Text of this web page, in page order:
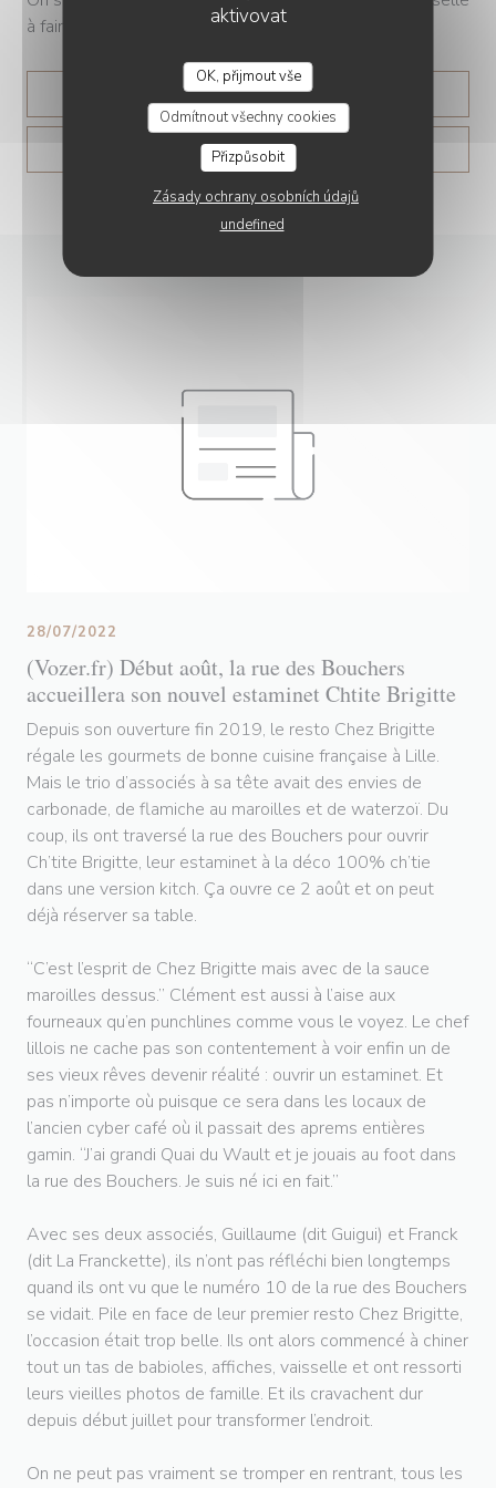
aktivovat
OK, přijmout vše
Odmítnout všechny cookies
Přizpůsobit
Zásady ochrany osobních údajů
undefined
à faire », lance le chef.
PŘEČÍST ČLÁNEK((OTEVŘE SE V NOVÉM
ZOBRAZIT ČLÁNEK V TISKU
(Vozer.fr) Début août, la rue des Bouchers
accueillera son nouvel estaminet Chtite Brigitte
28/07/2022
Depuis son ouverture fin 2019, le resto Chez Brigitte
régale les gourmets de bonne cuisine française à Lille.
Mais le trio d’associés à sa tête avait des envies de
carbonade, de flamiche au maroilles et de waterzoï. Du
coup, ils ont traversé la rue des Bouchers pour ouvrir
Ch’tite Brigitte, leur estaminet à la déco 100% ch’tie
dans une version kitch. Ça ouvre ce 2 août et on peut
déjà réserver sa table.
“C’est l’esprit de Chez Brigitte mais avec de la sauce
maroilles dessus.” Clément est aussi à l’aise aux
fourneaux qu’en punchlines comme vous le voyez. Le chef
lillois ne cache pas son contentement à voir enfin un de
ses vieux rêves devenir réalité : ouvrir un estaminet. Et
pas n’importe où puisque ce sera dans les locaux de
l’ancien cyber café où il passait des aprems entières
gamin. “J’ai grandi Quai du Wault et je jouais au foot dans
la rue des Bouchers. Je suis né ici en fait.”
Avec ses deux associés, Guillaume (dit Guigui) et Franck
(dit La Franckette), ils n’ont pas réfléchi bien longtemps
quand ils ont vu que le numéro 10 de la rue des Bouchers
se vidait. Pile en face de leur premier resto Chez Brigitte,
l’occasion était trop belle. Ils ont alors commencé à chiner
tout un tas de babioles, affiches, vaisselle et ont ressorti
leurs vieilles photos de famille. Et ils cravachent dur
depuis début juillet pour transformer l’endroit.
On ne peut pas vraiment se tromper en rentrant, tous les